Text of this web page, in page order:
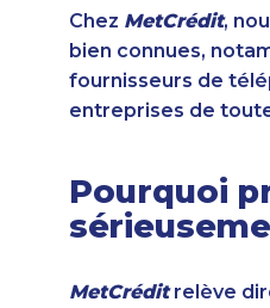
Chez MetCrédit,
bien connues,
fournisseurs de
entreprises de
Pourquoi
MetCréditrelève